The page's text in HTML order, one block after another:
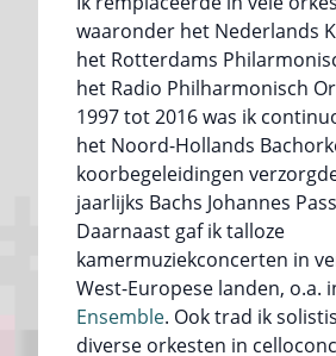
waaronder het Nederlands
het Rotterdams
het Radio Philharmonisch
1997 tot 2016 was ik
het Noord-Hollands
koorbegeleidingen
jaarlijks Bachs Johannes
Daarnaast gaf ik talloze
kamermuziekconcerten in
West-Europese landen, o.a.
Ensemble. Ook trad ik
diverse orkesten in